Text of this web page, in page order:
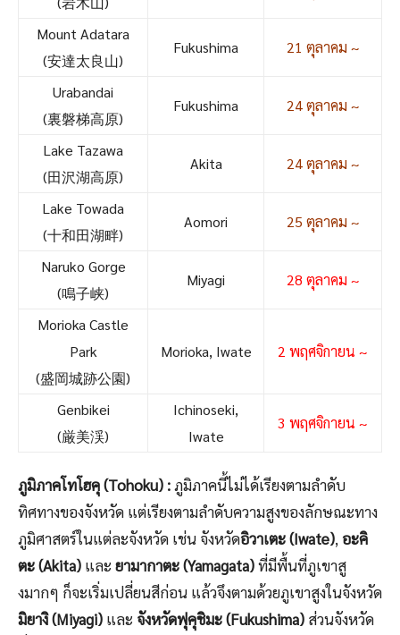
Mount Adatara
(安達太良山)
Fukushima 21 ตุลาคม ~
Urabandai
(裏磐梯高原)
Fukushima 24 ตุลาคม ~
Lake Tazawa
(田沢湖高原)
Akita 24 ตุลาคม ~
Lake Towada
(十和田湖畔)
Aomori 25 ตุลาคม ~
Naruko Gorge
(鳴子峡)
Miyagi 28 ตุลาคม ~
Morioka Castle
Park
(盛岡城跡公園)
Morioka, Iwate 2 พฤศจิกายน ~
Genbikei
(厳美渓)
Ichinoseki,
Iwate
3 พฤศจิกายน ~
ภูมิภาคโทโฮคุ (Tohoku) :ภูมิภาคนี้ไม่ได้เรียงตามลำดับ
ทิศทางของจังหวัด แต่เรียงตามลำดับความสูงของลักษณะทาง
ภูมิศาสตร์ในแต่ละจังหวัด เช่น จังหวัดอิวาเตะ (Iwate), อะคิ
ตะ (Akita) และ ยามากาตะ (Yamagata)ที่มีพื้นที่ภูเขาสู
งมากๆ ก็จะเริ่มเปลี่ยนสีก่อน แล้วจึงตามด้วยภูเขาสูงในจังหวัด
มิยางิ (Miyagi) และ จังหวัดฟุคุชิมะ (Fukushima) ส่วนจังหวัด